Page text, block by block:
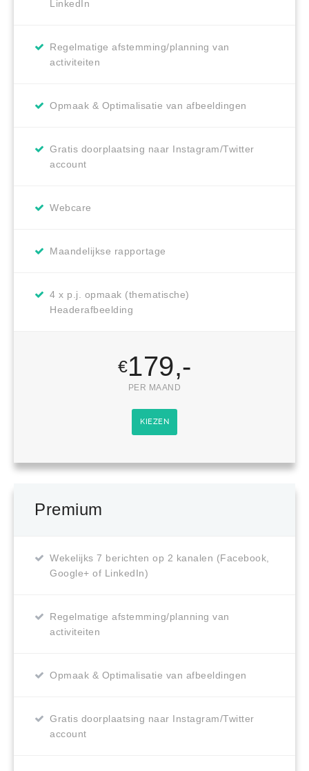
LinkedIn
Regelmatige afstemming/planning van
activiteiten
Opmaak & Optimalisatie van afbeeldingen
Gratis doorplaatsing naar Instagram/Twitter
account
Webcare
Maandelijkse rapportage
4 x p.j. opmaak (thematische)
Headerafbeelding
€179,-
PER MAAND
KIEZEN
Premium
Wekelijks 7 berichten op 2 kanalen (Facebook,
Google+ of LinkedIn)
Regelmatige afstemming/planning van
activiteiten
Opmaak & Optimalisatie van afbeeldingen
Gratis doorplaatsing naar Instagram/Twitter
account